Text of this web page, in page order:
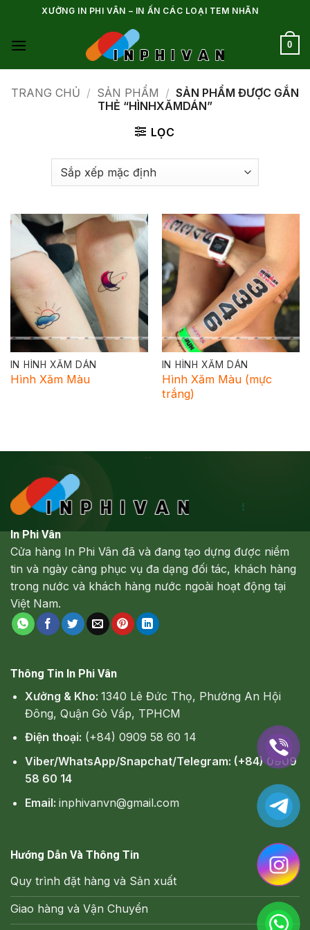
nội
XƯỞNG IN PHI VÂN – IN ẤN CÁC LOẠI TEM NHÃN
0
TRANG CHỦ / SẢN PHẨM / SẢN PHẨM ĐƯỢC GẮN
THẺ “HÌNHXĂMDÁN”
LỌC
IN HÌNH XĂM DÁN
Hình Xăm Màu
IN HÌNH XĂM DÁN
Hình Xăm Màu (mực
trắng)
In Phi Vân
Cửa hàng In Phi Vân đã và đang tạo dựng được niềm
tin và ngày càng phục vụ đa dạng đối tác, khách hàng
trong nước và khách hàng nước ngoài hoạt động tại
Việt Nam.
Thông Tin In Phi Vân
Xưởng & Kho: 1340 Lê Đức Thọ, Phường An Hội
Đông, Quận Gò Vấp, TPHCM
Điện thoại: (+84) 0909 58 60 14
Viber/WhatsApp/Snapchat/Telegram: (+84) 0909
58 60 14
Email: inphivanvn@gmail.com
Hướng Dẫn Và Thông Tin
Quy trình đặt hàng và Sản xuất
Giao hàng và Vận Chuyển